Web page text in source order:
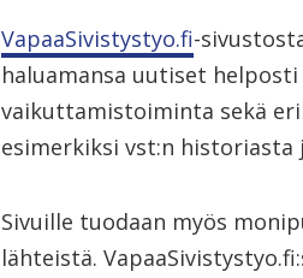
VapaaSivistystyo.fi-
haluamansa uutiset
vaikuttamistoiminta sekä
esimerkiksi vst:n historiasta
Sivuille tuodaan myös
lähteistä.